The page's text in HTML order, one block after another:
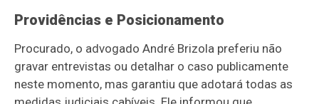
Providências e Posicionamento
Procurado, o advogado André Brizola preferiu não
gravar entrevistas ou detalhar o caso publicamente
neste momento, mas garantiu que adotará todas as